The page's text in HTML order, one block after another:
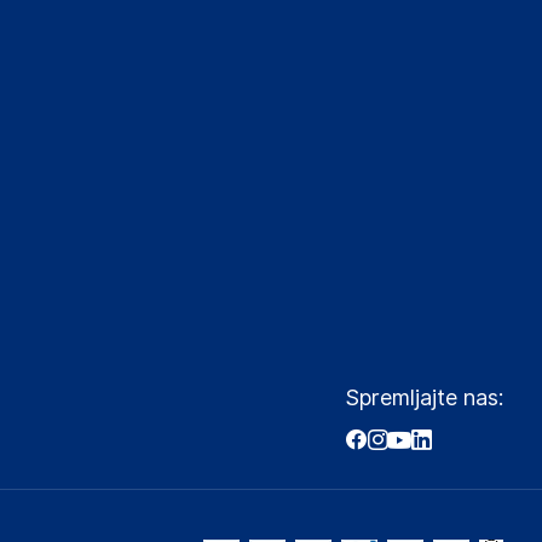
Spremljajte nas: